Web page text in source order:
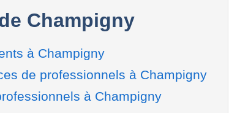
Champigny
à Champigny
de professionnels à Champigny
à Champigny